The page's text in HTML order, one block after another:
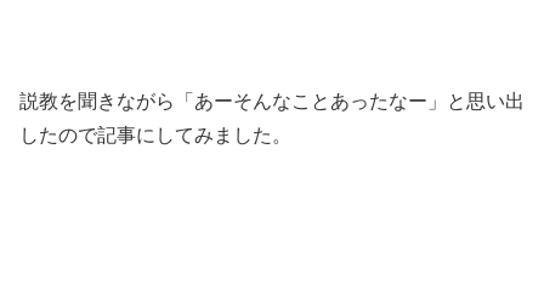
説教を聞きながら「あーそんなことあったなー」と思い出
したので記事にしてみました。